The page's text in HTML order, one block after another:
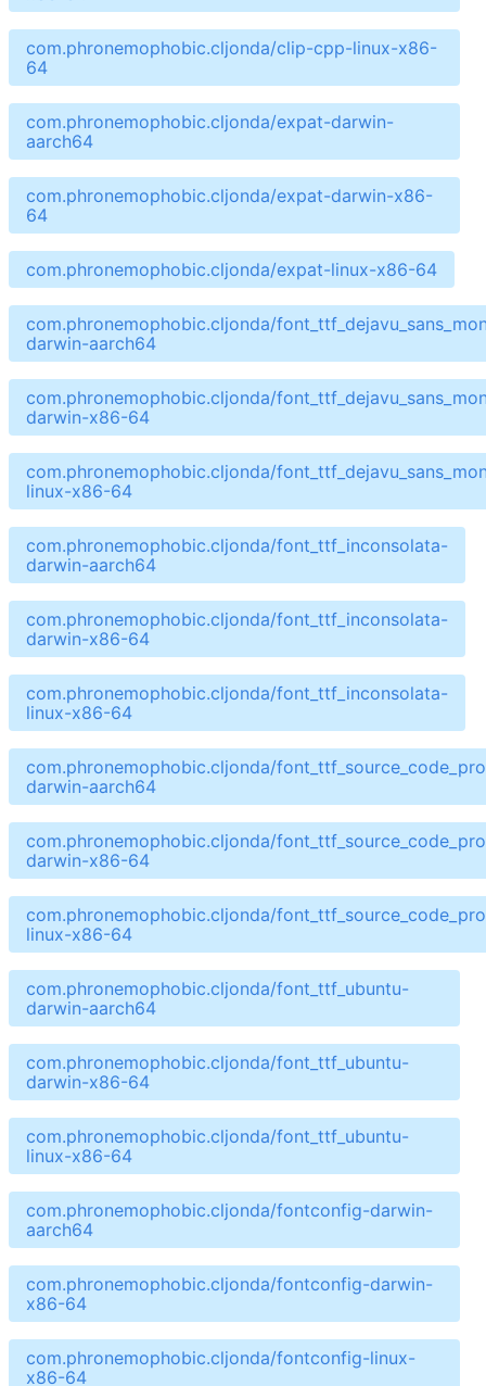
com.phronemophobic.cljonda/clip-cpp-linux-x86-
64
com.phronemophobic.cljonda/expat-darwin-
aarch64
com.phronemophobic.cljonda/expat-darwin-x86-
64
com.phronemophobic.cljonda/expat-linux-x86-64
com.phronemophobic.cljonda/
darwin-aarch64
com.phronemophobic.cljonda/
darwin-x86-64
com.phronemophobic.cljonda/
linux-x86-64
com.phronemophobic.cljonda/font_ttf_inconsolata-
darwin-aarch64
com.phronemophobic.cljonda/font_ttf_inconsolata-
darwin-x86-64
com.phronemophobic.cljonda/font_ttf_inconsolata-
linux-x86-64
com.phronemophobic.cljonda/
darwin-aarch64
com.phronemophobic.cljonda/
darwin-x86-64
com.phronemophobic.cljonda/
linux-x86-64
com.phronemophobic.cljonda/font_ttf_ubuntu-
darwin-aarch64
com.phronemophobic.cljonda/font_ttf_ubuntu-
darwin-x86-64
com.phronemophobic.cljonda/font_ttf_ubuntu-
linux-x86-64
com.phronemophobic.cljonda/fontconfig-darwin-
aarch64
com.phronemophobic.cljonda/fontconfig-darwin-
x86-64
com.phronemophobic.cljonda/fontconfig-linux-
x86-64